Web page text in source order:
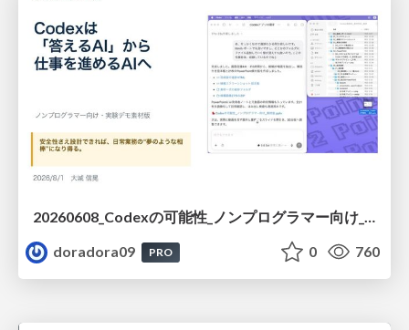
20260608_Codexの可能性_ノンプログラマー向け_大城追記
doradora09
PRO 0 760